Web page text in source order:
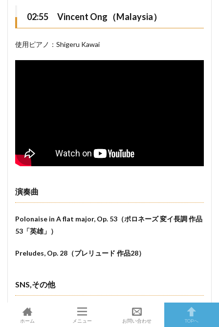
02:55 Vincent Ong（Malaysia）
使用ピアノ：Shigeru Kawai
演奏曲
Polonaise in A flat major, Op. 53（ポロネーズ 変イ長調 作品
53「英雄」）
Preludes, Op. 28（プレリュード 作品28）
SNS,その他
Facebook
https://www.facebook.com/p/Vincent-Ongs-
Music-Projects-100064630631855/
ホーム メニュー お問い合わせ TOPへ